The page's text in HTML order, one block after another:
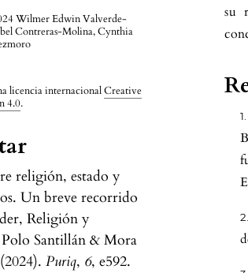
Wilmer Edwin Valverde-
Contreras-Molina, Cynthia
licencia internacionalCreative
4.0.
religión, estado y
Un breve recorrido
Religión y
Santillán & Mora
Puriq, 6, e592.
su